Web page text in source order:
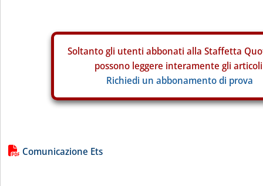
Soltanto gli utenti abbonati alla Staffetta
possono leggere interamente gli
Richiedi un abbonamento di prova
Lista allegati PDF alla notizia
Comunicazione Ets